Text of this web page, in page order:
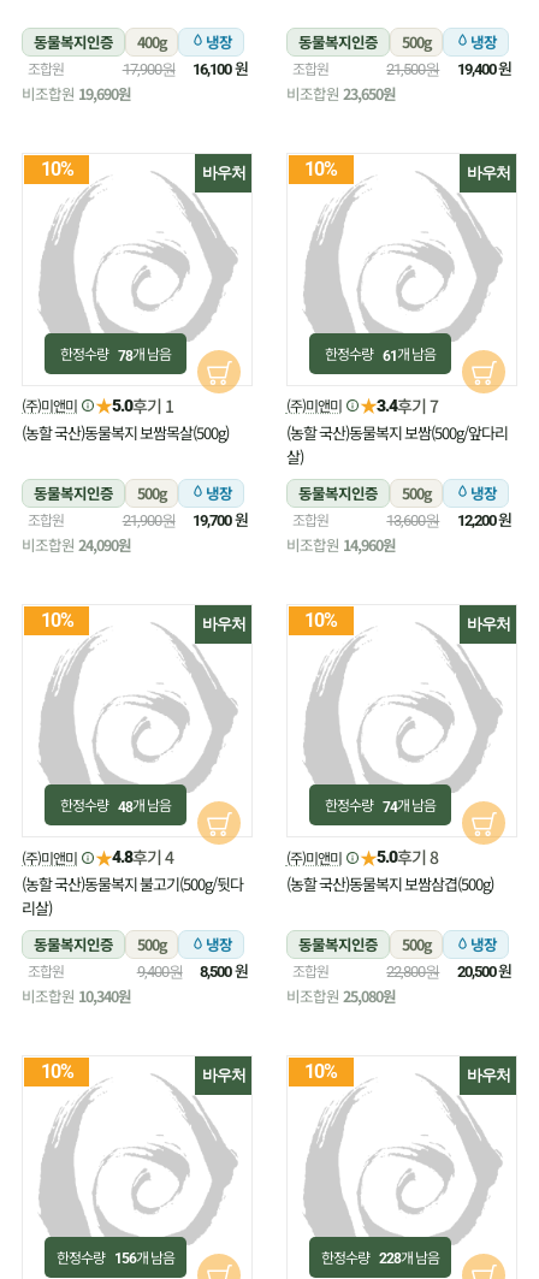
동물복지인증 500g 냉장
조합원 21,500원 19,400원
비조합원 23,650원
동물복지인증 400g 냉장
조합원 17,900원 16,100원
비조합원 19,690원
바우처
10%
한정수량 61개 남음
(주)미앤미 ★3.4후기 7
(농할 국산)동물복지 보쌈(500g/앞다리
살)
동물복지인증
500g 냉장
조합원 13,600원 12,200원
비조합원 14,960원
바우처
10%
한정수량 78개 남음
(주)미앤미 ★5.0후기 1
(농할 국산)동물복지 보쌈목살(500g)
동물복지인증 500g 냉장
조합원 21,900원 19,700원
비조합원 24,090원
바우처
10%
한정수량 74개 남음
(주)미앤미 ★5.0후기 8
(농할 국산)동물복지 보쌈삼겹(500g)
동물복지인증 500g 냉장
조합원 22,800원 20,500원
비조합원 25,080원
바우처
10%
한정수량 48개 남음
(주)미앤미 ★4.8후기 4
(농할 국산)동물복지 불고기(500g/뒷다
리살)
동물복지인증
500g 냉장
조합원 9,400원 8,500원
비조합원 10,340원
바우처
10%
한정수량 228개 남음
바우처
10%
한정수량 156개 남음